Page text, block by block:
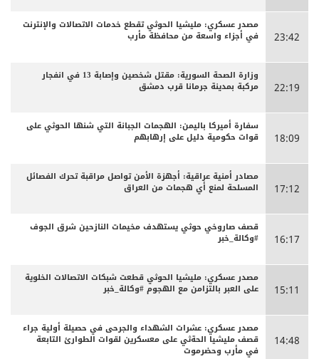
23:42
مصدر عسكري: مليشيا الحوثي تقطع خدمات الاتصالات والإنترنت
في أجزاء واسعة من محافظة مأرب
22:19
وزارة الصحة السورية: مقتل شخصين وإصابة 13 في انفجار
مركبة بمدينة جرمانا قرب دمشق
18:09
سفارة أميركا باليمن: الهجمات الجبانة التي شنها الحوثي على
قوات حكومية دليل على إرهابهم
17:12
مصادر أمنية عراقية: أجهزة الأمن تواصل مراقبة تحرك الفصائل
المسلحة لمنع أي هجمات من العراق
16:17
قصف صاروخي حوثي يستهدف مخيمات النازحين شرق الجوف
#وكالة_خبر
15:11
مصدر عسكري: مليشيا الحوثي قطعت شبكات الاتصالات الخلوية
على العبر بالتزامن مع الهجوم #وكالة_خبر
14:48
مصدر عسكري: عشرات الشهداء والجرحى ‏في حصيلة أولية جراء
قصف مليشيا الحةثي على معسكرين لقوات الطوارئ التابعة
في مأرب وحضرموت